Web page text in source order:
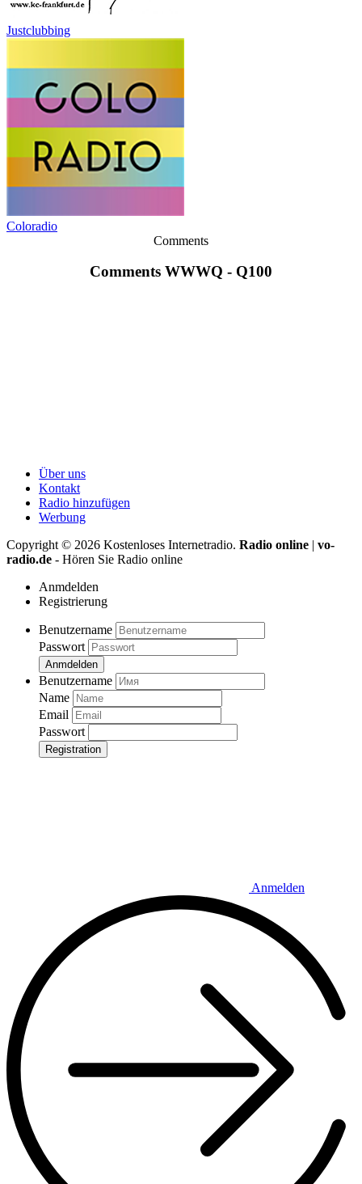
Justclubbing
Coloradio
Comments
Comments WWWQ - Q100
Über uns
Kontakt
Radio hinzufügen
Werbung
Copyright © 2026 Kostenloses Internetradio. Radio online | vo-
radio.de - Hören Sie Radio online
Anmdelden
Registrierung
Benutzername
Passwort
Anmdelden
Benutzername
Name
Email
Passwort
Registration
Anmelden